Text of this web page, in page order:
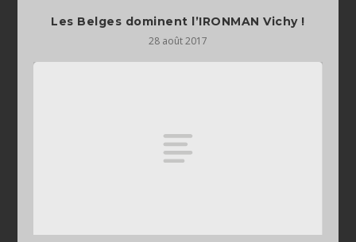
Les Belges dominent l’IRONMAN Vichy !
28 août 2017